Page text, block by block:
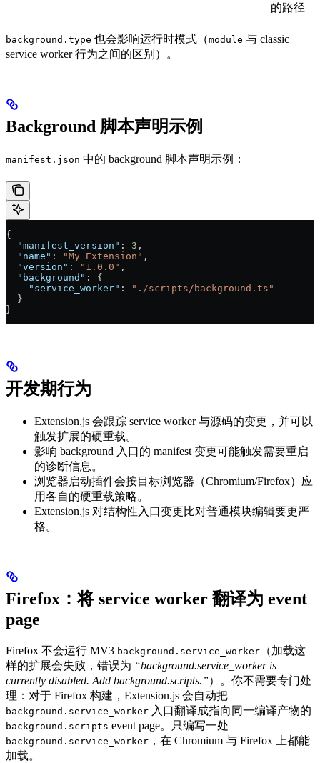
的路径
background.type 也会影响运行时模式（module 与 classic
service worker 行为之间的区别）。
Background 脚本声明示例
manifest.json 中的 background 脚本声明示例：
{
  "manifest_version"
: 3 ,
  "name"
: "My Extension" ,
  "version"
: "1.0.0" ,
  "background"
: {
    "service_worker"
:
"./scripts/background.ts"
  }
}
开发期行为
Extension.js 会跟踪 service worker 与源码的变更，并可以
触发扩展的硬重载。
影响 background 入口的 manifest 变更可能触发需要重启
的诊断信息。
浏览器启动插件会按目标浏览器（Chromium/Firefox）应
用各自的硬重载策略。
Extension.js 对结构性入口变更比对普通模块编辑要更严
格。
Firefox：将 service worker 翻译为 event
page
Firefox 不会运行 MV3 background.service_worker （加载这
样的扩展会失败，错误为 “background.service_worker is
currently disabled. Add background.scripts.”）。你不需要专门处
理：对于 Firefox 构建，Extension.js 会自动把
background.service_worker 入口翻译成指向同一编译产物的
background.scripts event page。只编写一处
background.service_worker ，在 Chromium 与 Firefox 上都能
加载。